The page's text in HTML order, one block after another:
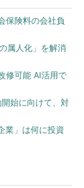
保険料の会社負
属人化」を解消
修可能 AI活用で
始に向けて、対
業」は何に投資